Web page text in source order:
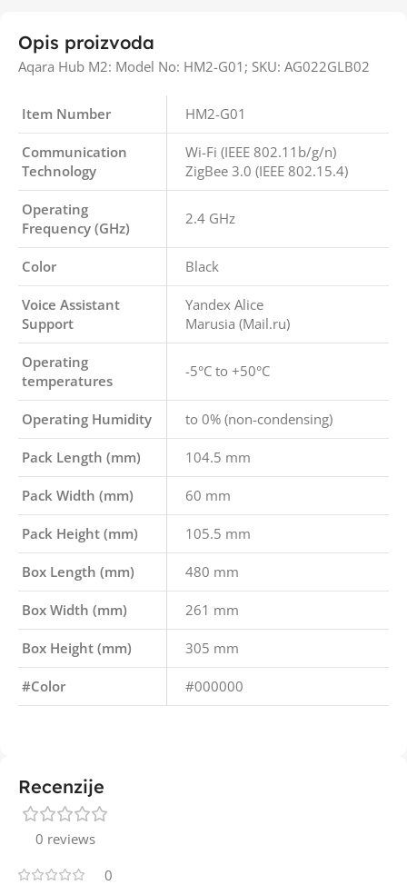
Opis proizvoda
Aqara Hub M2: Model No: HM2-G01; SKU: AG022GLB02
Item Number HM2-G01
Communication
Technology
Wi-Fi (IEEE 802.11b/g/n)
ZigBee 3.0 (IEEE 802.15.4)
Operating
Frequency (GHz)
2.4 GHz
Color Black
Voice Assistant
Support
Yandex Alice
Marusia (Mail.ru)
Operating
temperatures
-5°C to +50°C
Operating Humidity to 0% (non-condensing)
Pack Length (mm) 104.5 mm
Pack Width (mm) 60 mm
Pack Height (mm) 105.5 mm
Box Length (mm) 480 mm
Box Width (mm) 261 mm
Box Height (mm) 305 mm
#Color #000000
Recenzije
0 reviews
0